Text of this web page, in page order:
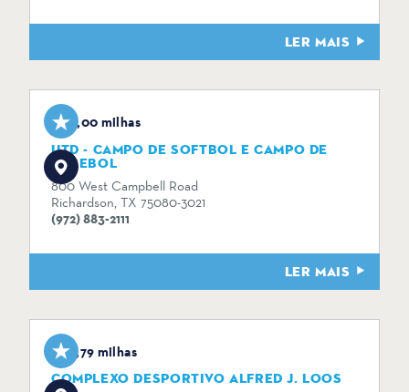
LER MAIS
0,00 milhas
UTD - CAMPO DE SOFTBOL E CAMPO DE
BASEBOL
800 West Campbell Road
Richardson, TX 75080-3021
(972) 883-2111
LER MAIS
3,79 milhas
COMPLEXO DESPORTIVO ALFRED J. LOOS